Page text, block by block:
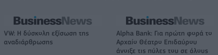
VW: Η δύσκολη εξίσωση της
αναδιάρθρωσης
Alpha Bank: Για πρώτη φορά το
Αρχαίο Θέατρο Επιδαύρου
άνοιξε τις πύλες του σε όλους